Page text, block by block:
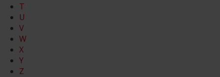
T
U
V
W
X
Y
Z